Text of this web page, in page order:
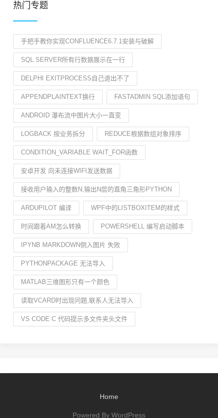
热门专题
手把手教你实现CONFLUENCE6.7.1安装与破解
SQL SERVER所有行数据展示在一行
DELPHI EXITPROCESS自己退出不了
APPENDPLAINTEXT换行 FASTADMIN SQL添加语句
ANDROID 瀑布流中图片大小一直变
LOGBACK 按业务拆分 REDUCE根据数组对象排序
CONDITION_VARIABLE WAIT_FOR函数
安卓开发 向未连接WIFI发送数据
接收用户输入的整数N,输出N层的直角三角形PYTHON
ARDUPILOT 编译 WPF中的LISTBOXITEM的样式
时间跟着AM怎么转换 POWERSHELL 编写启动脚本
IPYNB MARKDOWN倒入图片 失败
PYTHONPACKAGE 无法导入
MATLAB三维图形只有一个颜色
读取VCARD时出现问题,联系人无法导入
VS CODE C 代码提示多文件夹头文件
Home
Powered By WordPress